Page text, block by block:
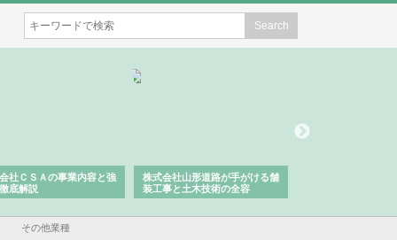
社ＣＳＡの事業内容と強
底解説
株式会社山形道路が手がける舗
装工事と土木技術の全容
その他業種